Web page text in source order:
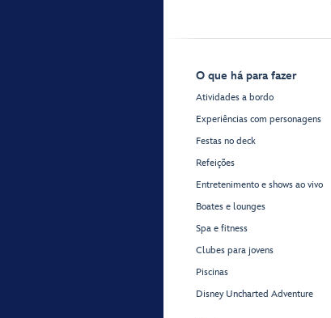
O que há para fazer
Atividades a bordo
Experiências com personagens
Festas no deck
Refeições
Entretenimento e shows ao vivo
Boates e lounges
Spa e fitness
Clubes para jovens
Piscinas
Disney Uncharted Adventure